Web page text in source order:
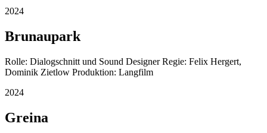
2024
Brunaupark
Rolle: Dialogschnitt und Sound Designer Regie: Felix Hergert,
Dominik Zietlow Produktion: Langfilm
2024
Greina